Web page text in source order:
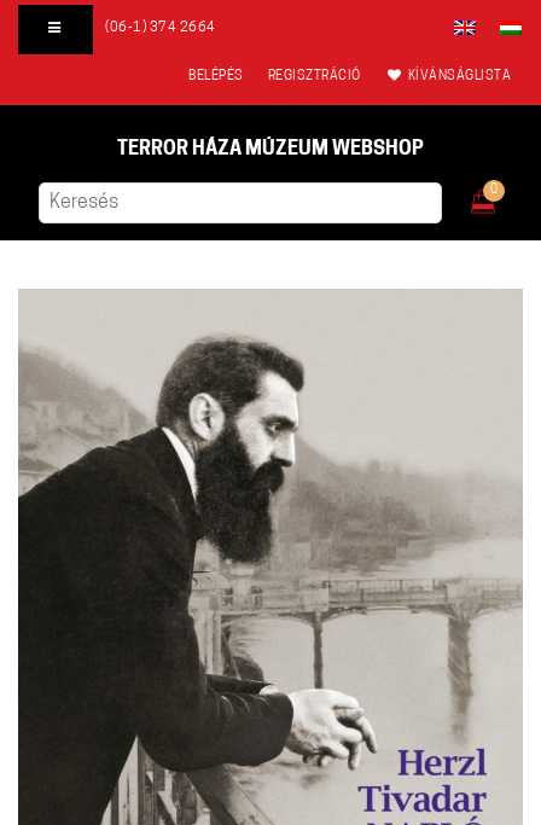
(06-1) 374 2664
BELÉPÉS REGISZTRÁCIÓ KÍVÁNSÁGLISTA
TERROR HÁZA MÚZEUM WEBSHOP
0